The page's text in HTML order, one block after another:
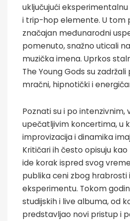
uključujući
i trip-hop elemente. U tom
značajan međunarodni
pomenuto, snažno uticali
muzička imena. Uprkos
The Young Gods su
mračni, hipnotički i
Poznati su i po intenzivnim,
upečatljivim koncertima, u
improvizacija i dinamika
Kritičari ih često opisuju kao
ide korak ispred svog
publika ceni zbog hrabrosti
eksperimentu. Tokom
studijskih i live albuma, od
predstavljao novi pristup i